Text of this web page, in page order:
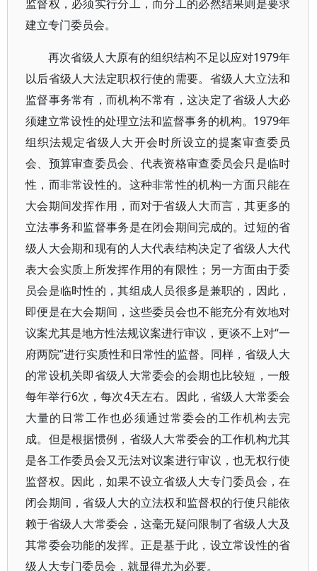
监督权，必须实行分工，而分工的必然结果则是要求
建立专门委员会。
再次省级人大原有的组织结构不足以应对1979年
以后省级人大法定职权行使的需要。省级人大立法和
监督事务常有，而机构不常有，这决定了省级人大必
须建立常设性的处理立法和监督事务的机构。1979年
组织法规定省级人大开会时所设立的提案审查委员
会、预算审查委员会、代表资格审查委员会只是临时
性，而非常设性的。这种非常性的机构一方面只能在
大会期间发挥作用，而对于省级人大而言，其更多的
立法事务和监督事务是在闭会期间完成的。过短的省
级人大会期和现有的人大代表结构决定了省级人大代
表大会实质上所发挥作用的有限性；另一方面由于委
员会是临时性的，其组成人员很多是兼职的，因此，
即便是在大会期间，这些委员会也不能充分有效地对
议案尤其是地方性法规议案进行审议，更谈不上对“一
府两院”进行实质性和日常性的监督。同样，省级人大
的常设机关即省级人大常委会的会期也比较短，一般
每年举行6次，每次4天左右。因此，省级人大常委会
大量的日常工作也必须通过常委会的工作机构去完
成。但是根据惯例，省级人大常委会的工作机构尤其
是各工作委员会又无法对议案进行审议，也无权行使
监督权。因此，如果不设立省级人大专门委员会，在
闭会期间，省级人大的立法权和监督权的行使只能依
赖于省级人大常委会，这毫无疑问限制了省级人大及
其常委会功能的发挥。正是基于此，设立常设性的省
级人大专门委员会，就显得尤为必要。